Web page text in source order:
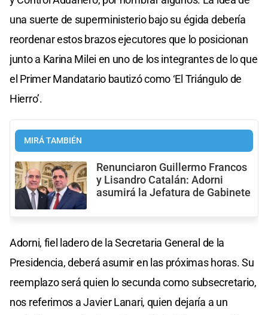
una suerte de superministerio bajo su égida debería
reordenar estos brazos ejecutores que lo posicionan
junto a Karina Milei en uno de los integrantes de lo que
el Primer Mandatario bautizó como ‘El Triángulo de
Hierro’.
MIRÁ TAMBIÉN
Renunciaron Guillermo Francos
y Lisandro Catalán: Adorni
asumirá la Jefatura de Gabinete
Adorni, fiel ladero de la Secretaria General de la
Presidencia, deberá asumir en las próximas horas. Su
reemplazo será quien lo secunda como subsecretario,
nos referimos a Javier Lanari, quien dejaría a un